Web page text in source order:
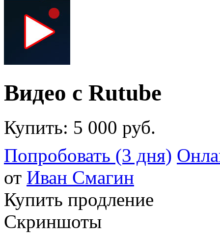
Видео с Rutube
Купить: 5 000 руб.
Попробовать (3 дня)
от Иван Смагин
Купить продление
Скриншоты